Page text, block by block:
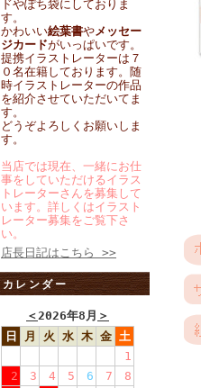
ドやぽち袋にしておりま
す。
かわいい絵葉書やメッセー
ジカードがいっぱいです。
提携イラストレーターは７
０名在籍しております。随
時イラストレーターの作品
を紹介させていただいてま
す。
どうぞよろしくお願いしま
す。
当店では現在、一緒にお仕
事をしていただけるイラス
トレーターさんを募集して
います。詳しくはイラスト
レーター募集をご覧下さ
い。
店長日記はこちら >>
カレンダー
＜2026年8月 ＞
日
月 火 水 木 金 土
1
2
3 4 5 6 7
8